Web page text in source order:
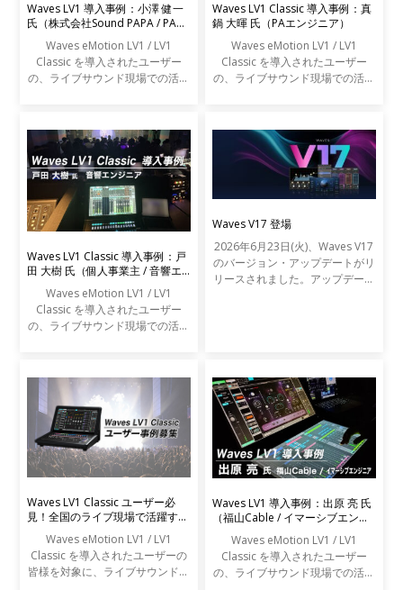
Waves LV1 導入事例：小澤 健一
氏（株式会社Sound PAPA / PAエ
ンジニア）
Waves eMotion LV1 / LV1
Classic を導入されたユーザー
の、ライブサウンド現場での活用
Waves LV1 Classic 導入事例：真
鍋 大暉 氏（PAエンジニア）
Waves eMotion LV1 / LV1
Classic を導入されたユーザー
の、ライブサウンド現場での活用
Waves LV1 Classic 導入事例：戸
田 大樹 氏（個人事業主 / 音響エ
Waves eMotion LV1 / LV1
Classic を導入されたユーザー
の、ライブサウンド現場での活用
Waves V17 登場
2026年6月23日(火)、Waves V17
のバージョン・アップデートがリ
リースされました。アップデート
Waves LV1 Classic ユーザー必
見！全国のライブ現場で活躍する
エンジニアの声を募集します
Waves eMotion LV1 / LV1
Classic を導入されたユーザーの
皆様を対象に、ライブサウンドの
Waves LV1 導入事例：出原 亮 氏
（福山Cable / イマーシブエンジ
Waves eMotion LV1 / LV1
Classic を導入されたユーザー
の、ライブサウンド現場での活用